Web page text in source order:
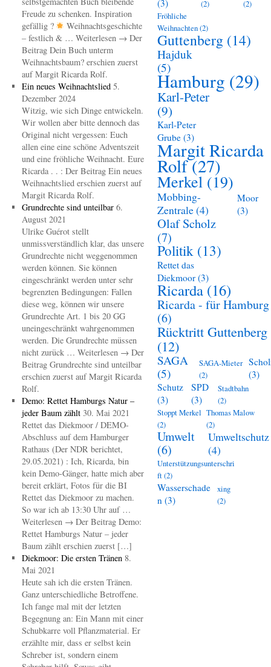
Freude zu schenken. Inspiration
gefällig ?
Weihnachtsgeschichte
– festlich & … Weiterlesen → Der
Beitrag Dein Buch unterm
Weihnachtsbaum? erschien zuerst
auf Margit Ricarda Rolf.
Ein neues Weihnachtslied 5.
Dezember 2024
Witzig, wie sich Dinge entwickeln.
Wir wollen aber bitte dennoch das
Original nicht vergessen: Euch
allen eine eine schöne Adventszeit
und eine fröhliche Weihnacht. Eure
Ricarda . . : Der Beitrag Ein neues
Weihnachtslied erschien zuerst auf
Margit Ricarda Rolf.
Grundrechte sind unteilbar 6.
August 2021
Ulrike Guérot stellt
unmissverständlich klar, das unsere
Grundrechte nicht weggenommen
werden können. Sie können
eingeschränkt werden unter sehr
begrenzten Bedingungen: Fallen
diese weg, können wir unsere
Grundrechte Art. 1 bis 20 GG
uneingeschränkt wahrgenommen
werden. Die Grundrechte müssen
nicht zurück … Weiterlesen → Der
Beitrag Grundrechte sind unteilbar
erschien zuerst auf Margit Ricarda
Rolf.
Demo: Rettet Hamburgs Natur –
jeder Baum zählt 30. Mai 2021
Rettet das Diekmoor / DEMO-
Abschluss auf dem Hamburger
Rathaus (Der NDR berichtet,
29.05.2021) : Ich, Ricarda, bin
kein Demo-Gänger, hatte mich aber
bereit erklärt, Fotos für die BI
Rettet das Diekmoor zu machen.
So war ich ab 13:30 Uhr auf …
Weiterlesen → Der Beitrag Demo:
Rettet Hamburgs Natur – jeder
Baum zählt erschien zuerst […]
Diekmoor: Die ersten Tränen 8.
Mai 2021
Heute sah ich die ersten Tränen.
Ganz unterschiedliche Betroffene.
Ich fange mal mit der letzten
Begegnung an: Ein Mann mit einer
Schubkarre voll Pflanzmaterial. Er
erzählte mir, dass er selbst kein
Schreber ist, sondern einem
(3) (2)
(2)
Fröhliche
Weihnachten(2)
Guttenberg (14)
Hajduk
(5)
Hamburg (29)
Karl-Peter
(9)
Karl-Peter
Grube (3)
Margit Ricarda
Rolf(27)
Merkel (19)
Mobbing-
Zentrale(4)
Moor
(3)
Olaf Scholz
(7)
Politik (13)
Rettet das
Diekmoor (3)
Ricarda (16)
Ricarda - für Hamburg
(6)
Rücktritt Guttenberg
(12)
SAGA
(5)
SAGA-Mieter
(2)
(3)
Schutz
(3)
SPD
(3)
Stadtbahn
(2)
Stoppt Merkel
(2)
Thomas Malow
(2)
Umwelt
(6)
Umweltschutz
(4)
Unterstützungsunterschri
ft(2)
Wasserschade
n (3)
xing
(2)